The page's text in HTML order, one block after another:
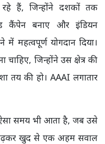
रहे हैं, जिन्होंने दशकों तक
कैंपेन बनाए और इंडियन
में महत्वपूर्ण योगदान दिया।
जिन्होंने उस क्षेत्र की
तय की हो। AAAI लगातार
समय भी आता है, जब उसे
खुद से एक अहम सवाल